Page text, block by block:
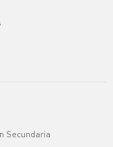
Secundaria